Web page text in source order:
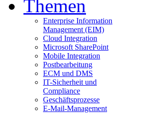
Themen
Enterprise Information
Management (EIM)
Cloud Integration
Microsoft SharePoint
Mobile Integration
Postbearbeitung
ECM und DMS
IT-Sicherheit und
Compliance
Geschäftsprozesse
E-Mail-Management